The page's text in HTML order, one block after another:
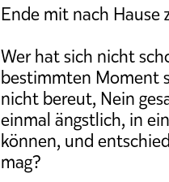
Ende mit nach Hause
Wer hat sich nicht
bestimmten Moment
nicht bereut, Nein
einmal ängstlich, in
können, und
mag?